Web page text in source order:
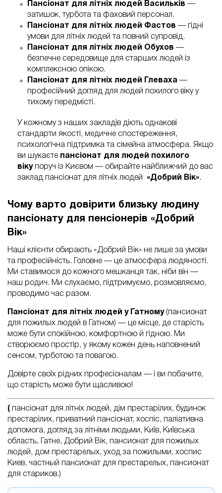
Пансіонат для літніх людей Васильків —
затишок, турбота та фаховий персонал.
Пансіонат для літніх людей Фастов — гідні
умови для літніх людей та повний супровід.
Пансіонат для літніх людей Обухов —
безпечне середовище для старших людей із
комплексною опікою.
Пансіонат для літніх людей Глеваха —
професійний догляд для людей похилого віку у
тихому передмісті.
У кожному з наших закладів діють однакові
стандарти якості, медичне спостереження,
психологічна підтримка та сімейна атмосфера. Якщо
ви шукаєте пансіонат для людей похилого
вікупоруч із Києвом — обирайте найближчий до вас
заклад пансіонат для літніх людей «Добрий Вік».
Чому варто довірити близьку людину
пансіонату для пенсіонерів «Добрий
Вік»
Наші клієнти обирають «Добрий Вік» не лише за умови
та професійність. Головне — це атмосфера людяності.
Ми ставимося до кожного мешканця так, ніби він —
наш родич. Ми слухаємо, підтримуємо, розмовляємо,
проводимо час разом.
Пансіонат для літніх людей у Гатному(пансионат
для пожилых людей в Гатном) — це місце, де старість
може бути спокійною, комфортною й гідною. Ми
створюємо простір, у якому кожен день наповнений
сенсом, турботою та повагою.
Довірте своїх рідних професіоналам — і ви побачите,
що старість може бути щасливою!
( пансіонат для літніх людей, дім престарілих, будинок
престарілих, приватний пансіонат, хоспіс, паліативна
допомога, догляд за літніми людьми, Київ, Київська
область, Гатне, Добрий Вік, пансионат для пожилых
людей, дом престарелых, уход за пожилыми, хоспис
Киев, частный пансионат для престарелых, пансионат
для стариков.)